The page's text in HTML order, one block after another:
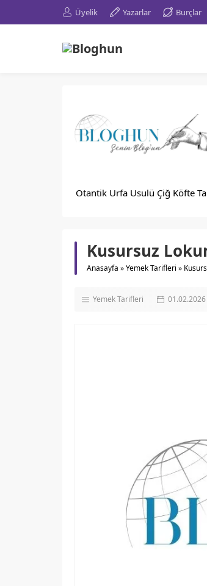
Üyelik Yazarlar Burçlar
Otantik Urfa Usulü Çiğ Köfte
Kusursuz
Anasayfa »Yemek Tarifleri »
Yemek Tarifleri 01.02.2026